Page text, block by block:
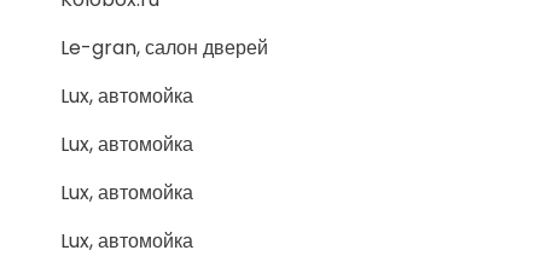
Le-gran, салон дверей
Lux, автомойка
Lux, автомойка
Lux, автомойка
Lux, автомойка